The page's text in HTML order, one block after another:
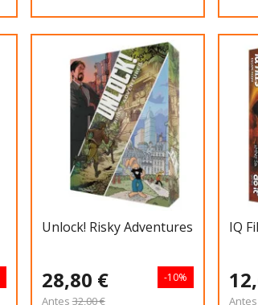
Unlock! Risky Adventures
28,80 €
Antes 32,00 €
-10%
IQ
Antes